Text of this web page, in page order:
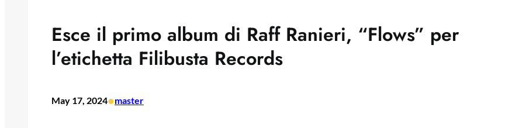
Esce il primo album di Raff Ranieri, “Flows” per
l’etichetta Filibusta Records
May 17, 2024•master